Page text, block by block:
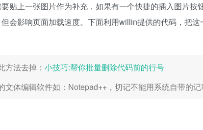
贴上一张图片作为补充，如果有一个快捷的插入图片按
会影响页面加载速度。下面利用willin提供的代码，把
方法去掉： 小技巧:帮你批量删除代码前的行号
体编辑软件如：Notepad++，切记不能用系统自带的记